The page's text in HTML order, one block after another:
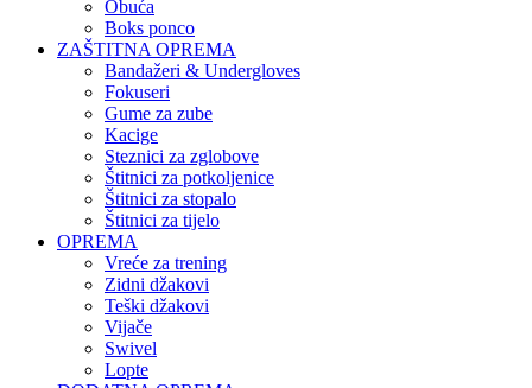
Obuća
Boks ponco
ZAŠTITNA OPREMA
Bandažeri & Undergloves
Fokuseri
Gume za zube
Kacige
Steznici za zglobove
Štitnici za potkoljenice
Štitnici za stopalo
Štitnici za tijelo
OPREMA
Vreće za trening
Zidni džakovi
Teški džakovi
Vijače
Swivel
Lopte